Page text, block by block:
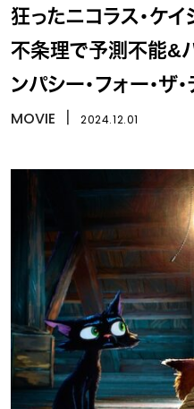
狂ったニコラス・ケ
不条理で予測不能&
ンパシー・フォー・ザ・
MOVIE 2024.12.01